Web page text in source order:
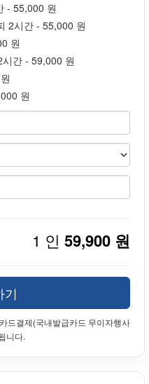
- 55,000 원
2시간 - 55,000 원
원
간 - 59,000 원
원
1 인 59,900 원
기
드결제(국내발급카드 무이자행사
니다.